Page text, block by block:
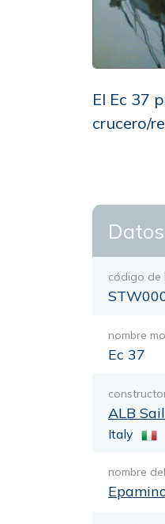
El Ec 37
crucero/
código de
nombre
Ec 37
ALB Sail
Italy
nombre